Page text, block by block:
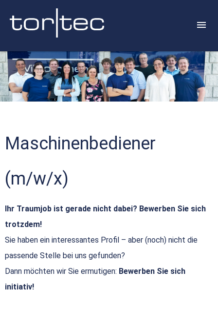
Maschinenbediener
(m/w/x)
Ihr Traumjob ist gerade nicht dabei? Bewerben Sie sich
trotzdem!
Sie haben ein interessantes Profil – aber (noch) nicht die
passende Stelle bei uns gefunden?
Dann möchten wir Sie ermutigen: Bewerben Sie sich
initiativ!